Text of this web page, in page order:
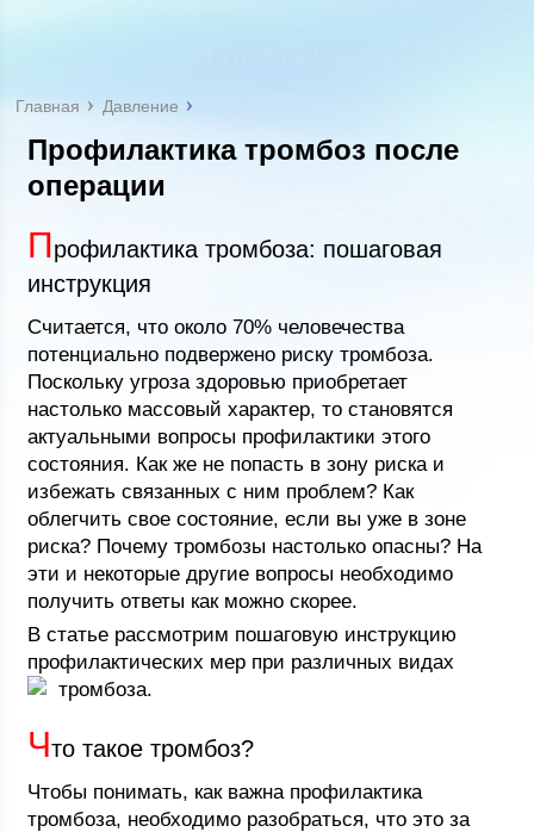
Главная Давление
Профилактика тромбоз после
операции
Профилактика тромбоза: пошаговая
инструкция
Считается, что около 70% человечества
потенциально подвержено риску тромбоза.
Поскольку угроза здоровью приобретает
настолько массовый характер, то становятся
актуальными вопросы профилактики этого
состояния. Как же не попасть в зону риска и
избежать связанных с ним проблем? Как
облегчить свое состояние, если вы уже в зоне
риска? Почему тромбозы настолько опасны? На
эти и некоторые другие вопросы необходимо
получить ответы как можно скорее.
В статье рассмотрим пошаговую инструкцию
профилактических мер при различных видах
тромбоза.
Что такое тромбоз?
Чтобы понимать, как важна профилактика
тромбоза, необходимо разобраться, что это за